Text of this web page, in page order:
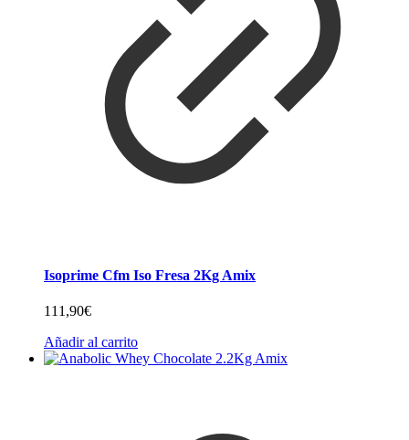
Isoprime Cfm Iso Fresa 2Kg Amix
111,90€
Añadir al carrito